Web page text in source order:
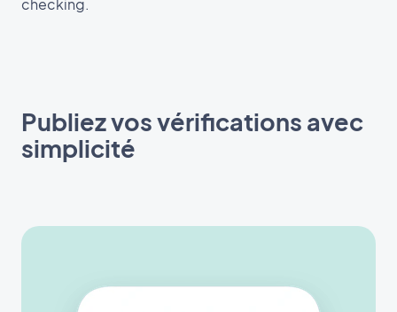
checking.
Publiez vos vérifications avec
simplicité